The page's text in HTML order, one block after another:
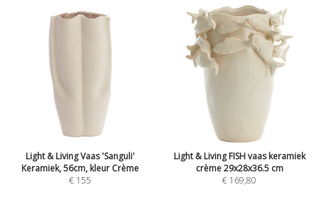
Light & Living Vaas 'Sanguli'
Keramiek, 56cm, kleur Crème
€ 155
Light & Living FISH vaas keramiek
crème 29x28x36.5 cm
€ 169,80